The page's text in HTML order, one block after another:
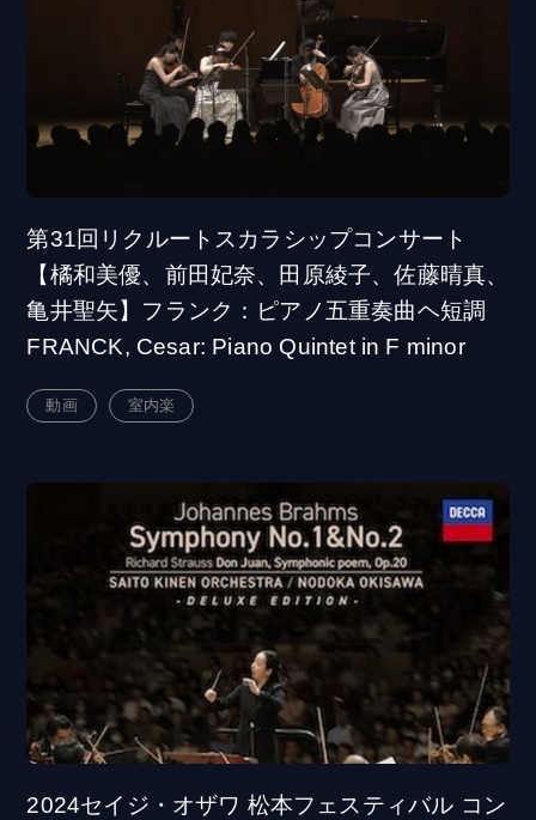
第31回リクルートスカラシップコンサート
【橘和美優、前田妃奈、田原綾子、佐藤晴真、
亀井聖矢】フランク：ピアノ五重奏曲ヘ短調
FRANCK, Cesar: Piano Quintet in F minor
動画 室内楽
2024セイジ・オザワ 松本フェスティバル コン